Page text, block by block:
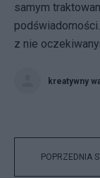
samym
z nie
kreatywny
POPRZEDNIA